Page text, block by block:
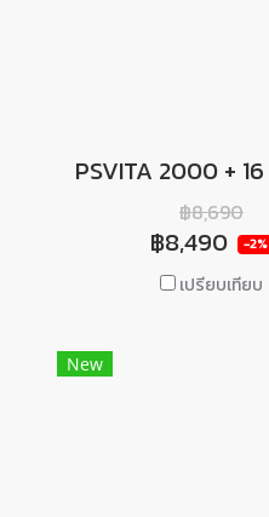
฿8,690
฿8,490 -2%
เปรียบเทียบ
New